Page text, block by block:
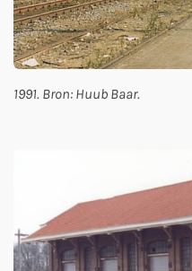
1991. Bron: Huub Baar.